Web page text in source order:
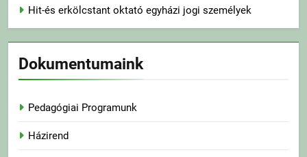
Hit-és erkölcstant oktató egyházi jogi személyek
Dokumentumaink
Pedagógiai Programunk
Házirend